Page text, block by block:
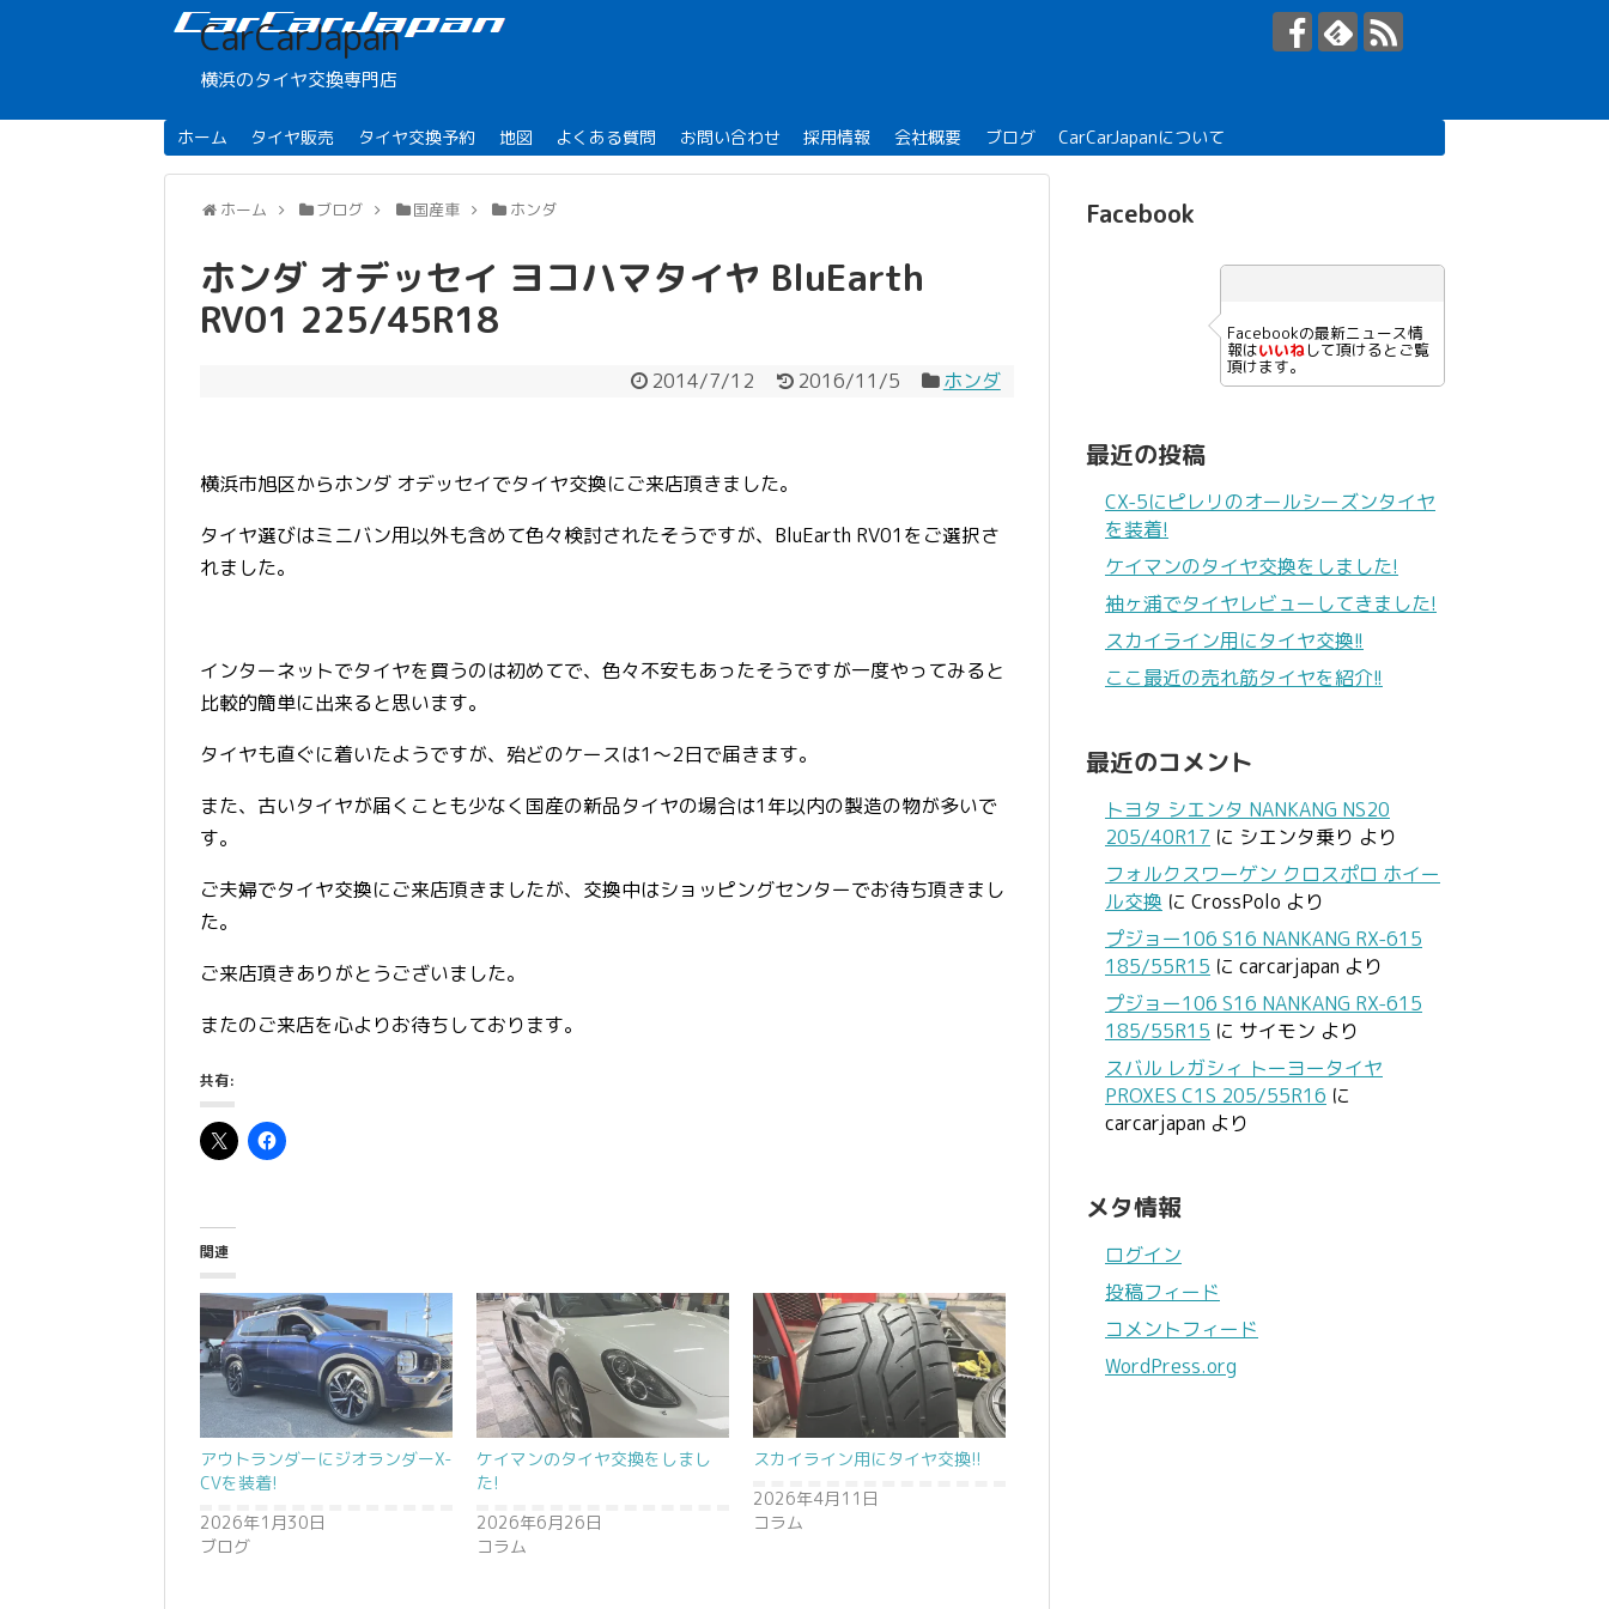
CarCarJapan
横浜のタイヤ交換専門店
ホーム タイヤ販売 タイヤ交換予約 地図 よくある質問 お問い合わせ 採用情報 会社概要 ブログ CarCarJapanについて
ホーム ブログ 国産車 ホンダ
ホンダ オデッセイ ヨコハマタイヤ BluEarth
RV01 225/45R18
2014/7/12 2016/11/5 ホンダ
横浜市旭区からホンダ オデッセイでタイヤ交換にご来店頂きました。
タイヤ選びはミニバン用以外も含めて色々検討されたそうですが、BluEarth RV01をご選択さ
れました。
インターネットでタイヤを買うのは初めてで、色々不安もあったそうですが一度やってみると
比較的簡単に出来ると思います。
タイヤも直ぐに着いたようですが、殆どのケースは1～2日で届きます。
また、古いタイヤが届くことも少なく国産の新品タイヤの場合は1年以内の製造の物が多いで
す。
ご夫婦でタイヤ交換にご来店頂きましたが、交換中はショッピングセンターでお待ち頂きまし
た。
ご来店頂きありがとうございました。
またのご来店を心よりお待ちしております。
共有:
関連
アウトランダーにジオランダーX-
CVを装着!
2026年1月30日
ブログ
ケイマンのタイヤ交換をしまし
た!
2026年6月26日
コラム
スカイライン用にタイヤ交換!!
2026年4月11日
コラム
Facebook
Facebookの最新ニュース情
報はいいねして頂けるとご覧
頂けます。
最近の投稿
CX-5にピレリのオールシーズンタイヤ
を装着!
ケイマンのタイヤ交換をしました!
袖ヶ浦でタイヤレビューしてきました!
スカイライン用にタイヤ交換!!
ここ最近の売れ筋タイヤを紹介!!
最近のコメント
トヨタ シエンタ NANKANG NS20
205/40R17 に シエンタ乗り より
フォルクスワーゲン クロスポロ ホイー
ル交換 に CrossPolo より
プジョー106 S16 NANKANG RX-615
185/55R15 に carcarjapan より
プジョー106 S16 NANKANG RX-615
185/55R15 に サイモン より
スバル レガシィ トーヨータイヤ
PROXES C1S 205/55R16 に
carcarjapan より
メタ情報
ログイン
投稿フィード
コメントフィード
WordPress.org